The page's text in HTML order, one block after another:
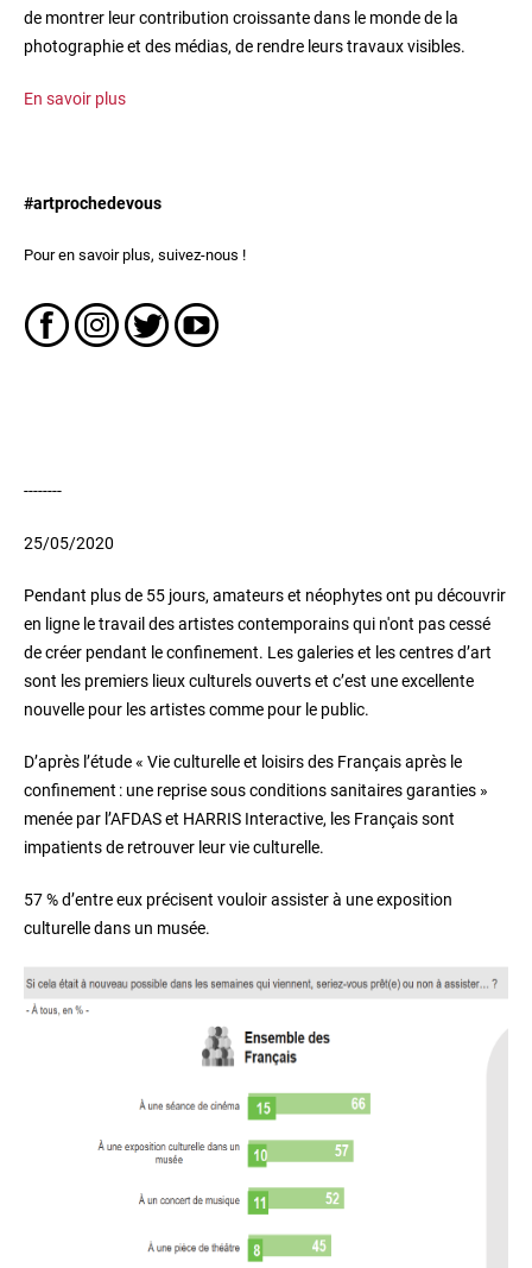
de montrer leur contribution croissante dans le monde de la
photographie et des médias, de rendre leurs travaux visibles.
En savoir plus
#artprochedevous
Pour en savoir plus, suivez-nous !
--------
25/05/2020
Pendant plus de 55 jours, amateurs et néophytes ont pu découvrir
en ligne le travail des artistes contemporains qui n'ont pas cessé
de créer pendant le confinement. Les galeries et les centres d’art
sont les premiers lieux culturels ouverts et c’est une excellente
nouvelle pour les artistes comme pour le public.
D’après l’étude « Vie culturelle et loisirs des Français après le
confinement : une reprise sous conditions sanitaires garanties »
menée par l’AFDAS et HARRIS Interactive, les Français sont
impatients de retrouver leur vie culturelle.
57 % d’entre eux précisent vouloir assister à une exposition
culturelle dans un musée.